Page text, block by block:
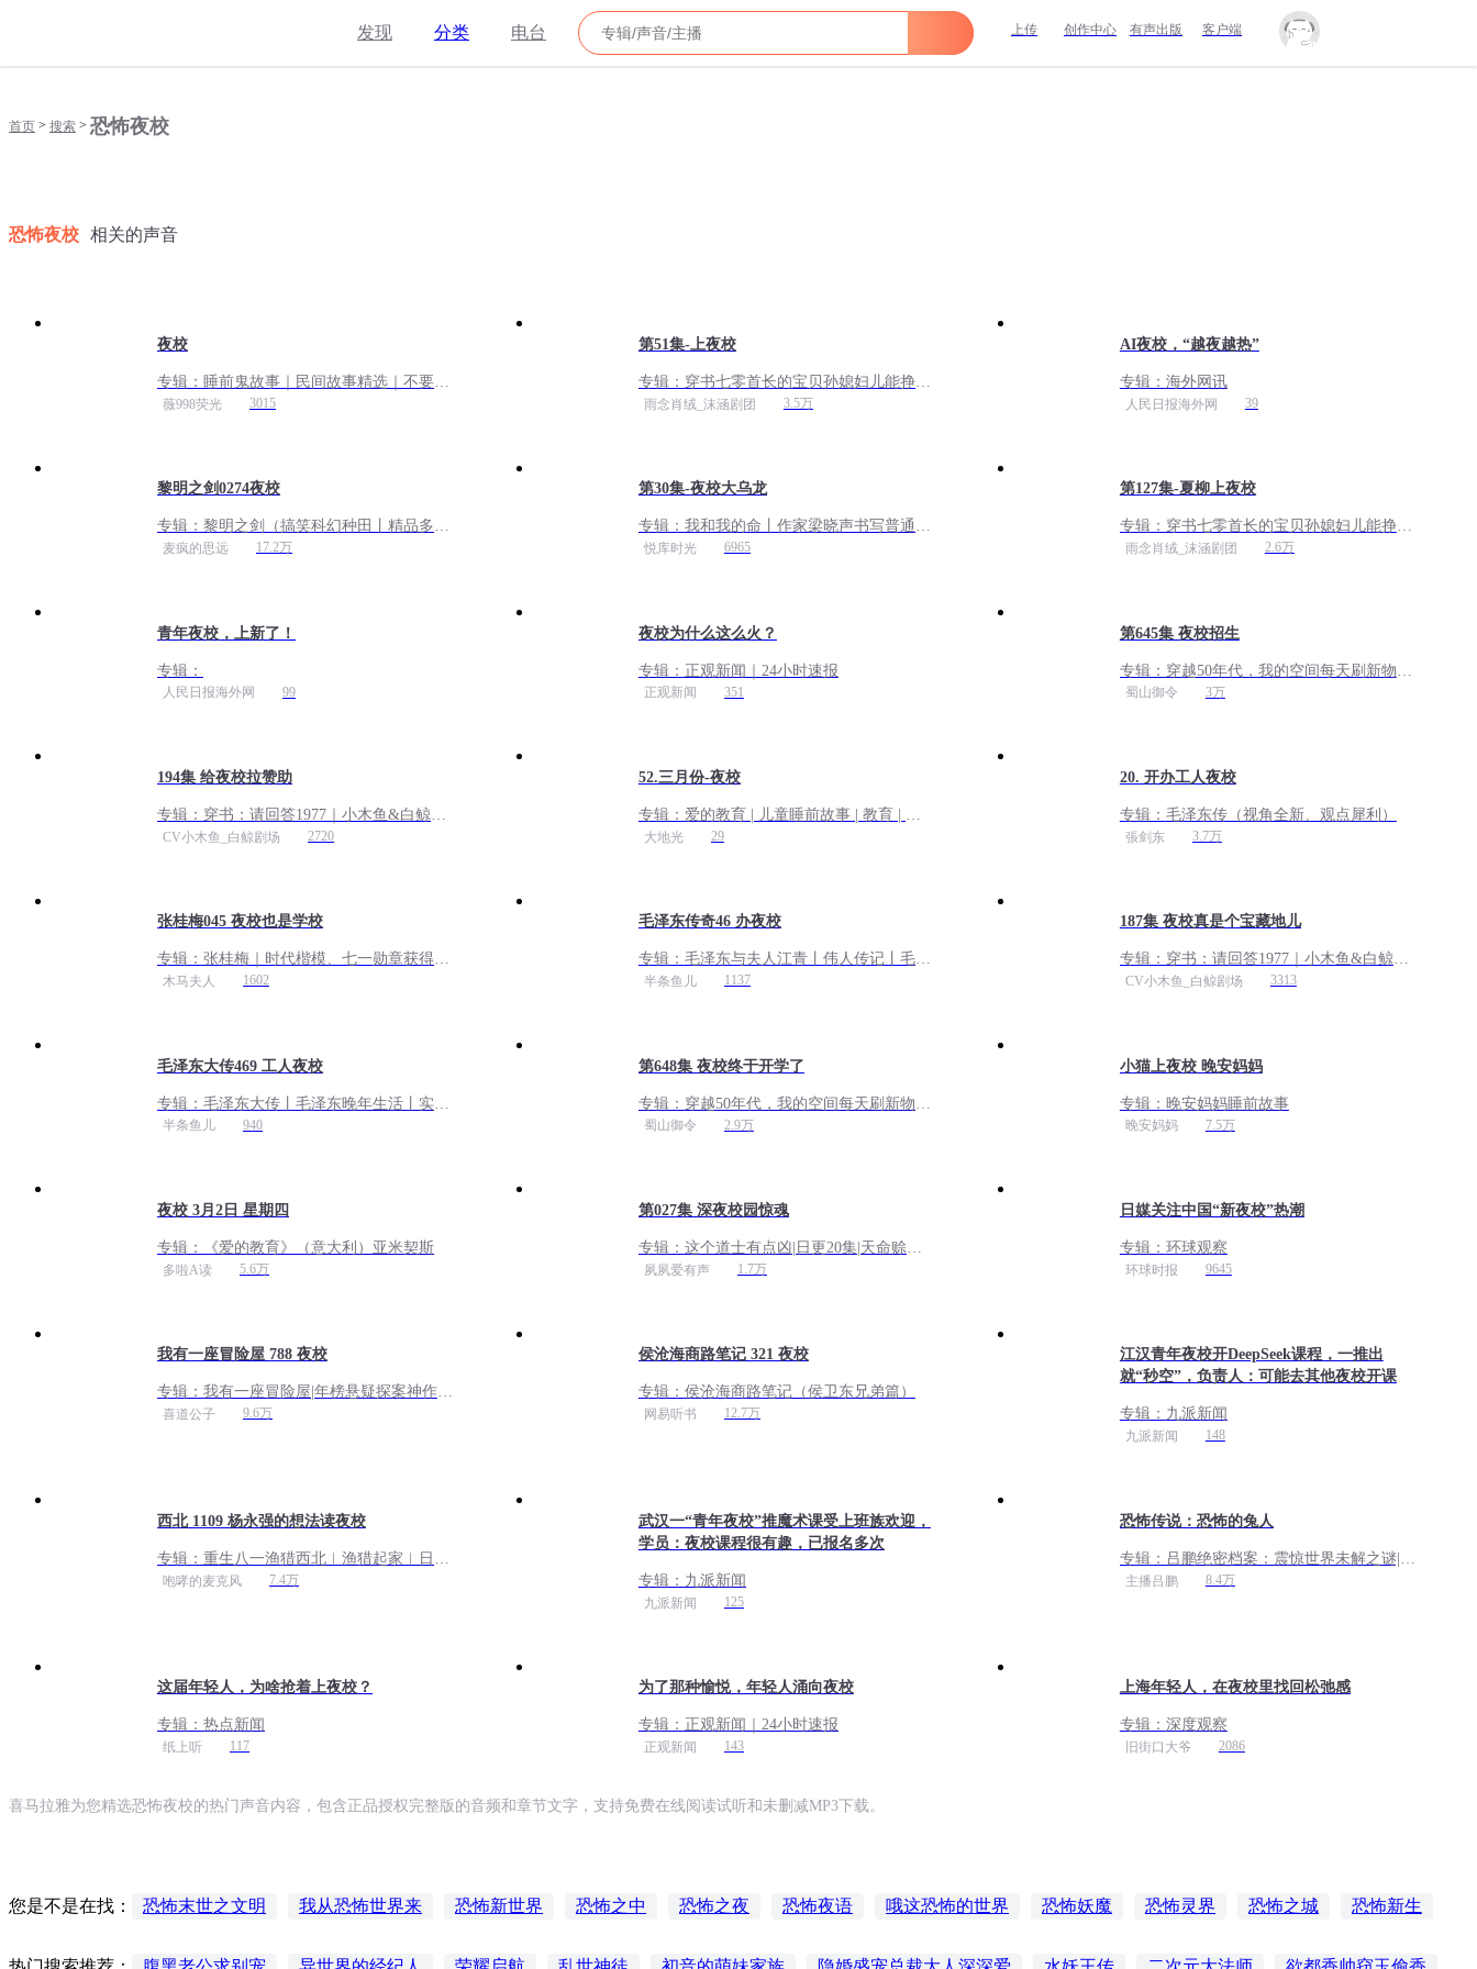
发现 分类 电台 上传 创作中心 有声出版 客户端
首页 > 搜索 > 恐怖夜校
恐怖夜校 相关的声音
夜校
专辑： 睡前鬼故事｜民间故事精选｜不要和
鬼怪讲道理
薇998荧光 3015
第51集-上夜校
专辑： 穿书七零首长的宝贝孙媳妇儿能挣钱
| 年代种田| 系统 |爆笑爽文 |VIP免费
雨念肖绒_沫涵剧团 3.5万
AI夜校，“越夜越热”
专辑： 海外网讯
人民日报海外网 39
黎明之剑0274夜校
专辑： 黎明之剑（搞笑科幻种田丨精品多人
有声剧）丨VIP免费
麦疯的思远 17.2万
第30集-夜校大乌龙
专辑： 我和我的命丨作家梁晓声书写普通人
的奋斗史
悦库时光 6965
第127集-夏柳上夜校
专辑： 穿书七零首长的宝贝孙媳妇儿能挣钱
| 年代种田| 系统 |爆笑爽文 |VIP免费
雨念肖绒_沫涵剧团 2.6万
青年夜校，上新了！
专辑：
人民日报海外网 99
夜校为什么这么火？
专辑： 正观新闻｜24小时速报
正观新闻 351
第645集 夜校招生
专辑： 穿越50年代，我的空间每天刷新物资
丨家长里短＆怀旧年代＆金手指丨VIP免费
蜀山御令 3万
194集 给夜校拉赞助
专辑： 穿书：请回答1977｜小木鱼&白鲸剧
场｜种田年代 ｜重生致富
CV小木鱼_白鲸剧场 2720
52.三月份-夜校
专辑： 爱的教育 | 儿童睡前故事 | 教育 | 成
长 | 文学 | 名著 | 知识 | 提升 | 积累
大地光 29
20. 开办工人夜校
专辑： 毛泽东传（视角全新、观点犀利）
張剑东 3.7万
张桂梅045 夜校也是学校
专辑： 张桂梅｜时代楷模、七一勋章获得者
张校长的人生传记｜至交好友14年跟拍采
木马夫人 1602
毛泽东传奇46 办夜校
专辑： 毛泽东与夫人江青丨伟人传记丨毛泽
东晚年生活
半条鱼儿 1137
187集 夜校真是个宝藏地儿
专辑： 穿书：请回答1977｜小木鱼&白鲸剧
场｜种田年代 ｜重生致富
CV小木鱼_白鲸剧场 3313
毛泽东大传469 工人夜校
专辑： 毛泽东大传丨毛泽东晚年生活丨实录
毛泽东：1893到1976｜建党解放战争建国抗
半条鱼儿 940
第648集 夜校终于开学了
专辑： 穿越50年代，我的空间每天刷新物资
丨家长里短＆怀旧年代＆金手指丨VIP免费
蜀山御令 2.9万
小猫上夜校 晚安妈妈
专辑： 晚安妈妈睡前故事
晚安妈妈 7.5万
夜校 3月2日 星期四
专辑： 《爱的教育》（意大利）亚米契斯
多啦A读 5.6万
第027集 深夜校园惊魂
专辑： 这个道士有点凶|日更20集|天命赊刀
人作者|都市恐悬爽文|人气巅峰打脸|风水捉
夙夙爱有声 1.7万
日媒关注中国“新夜校”热潮
专辑： 环球观察
环球时报 9645
我有一座冒险屋 788 夜校
专辑： 我有一座冒险屋|年榜悬疑探案神作|
多人剧
喜道公子 9.6万
侯沧海商路笔记 321 夜校
专辑： 侯沧海商路笔记（侯卫东兄弟篇）
网易听书 12.7万
江汉青年夜校开DeepSeek课程，一推出
就“秒空”，负责人：可能去其他夜校开课
专辑： 九派新闻
九派新闻 148
西北 1109 杨永强的想法读夜校
专辑： 重生八一渔猎西北︱渔猎起家︱日常
＆重生爽文︱起点爆品︱多人有声剧
咆哮的麦克风 7.4万
武汉一“青年夜校”推魔术课受上班族欢迎，
学员：夜校课程很有趣，已报名多次
专辑： 九派新闻
九派新闻 125
恐怖传说：恐怖的兔人
专辑： 吕鹏绝密档案：震惊世界未解之谜|大
案纪实2021
主播吕鹏 8.4万
这届年轻人，为啥抢着上夜校？
专辑： 热点新闻
纸上听 117
为了那种愉悦，年轻人涌向夜校
专辑： 正观新闻｜24小时速报
正观新闻 143
上海年轻人，在夜校里找回松弛感
专辑： 深度观察
旧街口大爷 2086
喜马拉雅为您精选恐怖夜校的热门声音内容，包含正品授权完整版的音频和章节文字，支持免费在线阅读试听和未删减MP3下载。
您是不是在找： 恐怖末世之文明 我从恐怖世界来 恐怖新世界 恐怖之中 恐怖之夜 恐怖夜语 哦这恐怖的世界 恐怖妖魔 恐怖灵界 恐怖之城 恐怖新生
最强恐怖系统 灵异夜语之恐怖歌声 恐怖大世界 恐怖的爱 恐怖的异界 我的恐怖世界 大恐怖空间 恐怖之主 恐怖无间